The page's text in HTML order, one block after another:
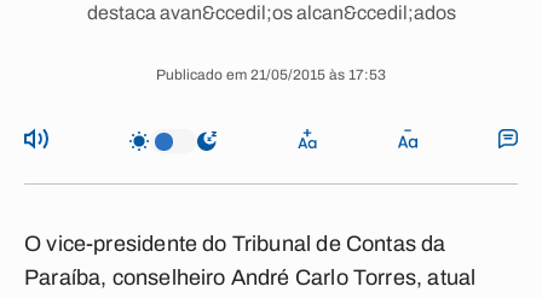
destaca avan&ccedil;os alcan&ccedil;ados
Publicado em 21/05/2015 às 17:53
O vice-presidente do Tribunal de Contas da
Paraíba, conselheiro André Carlo Torres, atual